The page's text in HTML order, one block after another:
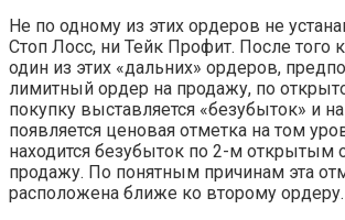
Не по одному из этих ордеров не
Стоп Лосс, ни Тейк Профит. После того
один из этих «дальних» ордеров,
лимитный ордер на продажу, по
покупку выставляется «безубыток» и
появляется ценовая отметка на том
находится безубыток по 2-м открытым
продажу. По понятным причинам эта
расположена ближе ко второму ордеру.